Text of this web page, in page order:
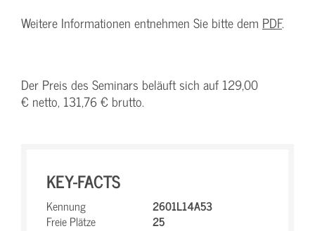
Weitere Informationen entnehmen Sie bitte dem PDF.
Der Preis des Seminars beläuft sich auf 129,00
€ netto, 131,76 € brutto.
KEY-FACTS
Kennung
2601L14A53
Freie Plätze
25